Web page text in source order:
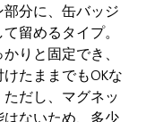
分に、缶バッジ
留めるタイプ。
りと固定でき、
たままでもOKな
だし、マグネッ
はないため、多少